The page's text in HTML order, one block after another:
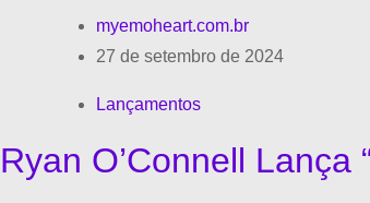
myemoheart.com.br
27 de setembro de 2024
Lançamentos
Ryan O’Connell Lança